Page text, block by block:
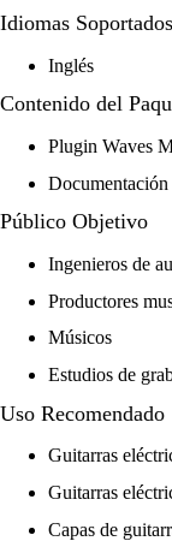
Idiomas Soportados
Inglés
Contenido del
Plugin Waves
Público Objetivo
Ingenieros de
Productores
Músicos
Estudios de
Uso Recomendado
Guitarras
Guitarras
Capas de